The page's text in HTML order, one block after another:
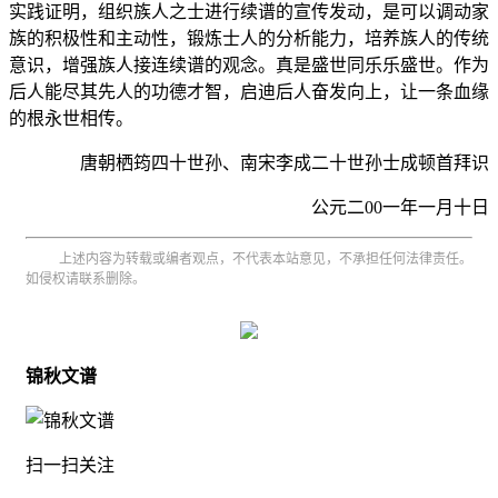
实践证明，组织族人之士进行续谱的宣传发动，是可以调动家
族的积极性和主动性，锻炼士人的分析能力，培养族人的传统
意识，增强族人接连续谱的观念。真是盛世同乐乐盛世。作为
后人能尽其先人的功德才智，启迪后人奋发向上，让一条血缘
的根永世相传。
唐朝栖筠四十世孙、南宋李成二十世孙士成顿首拜识
公元二00一年一月十日
上述内容为转载或编者观点，不代表本站意见，不承担任何法律责任。
如侵权请联系删除。
锦秋文谱
扫一扫关注